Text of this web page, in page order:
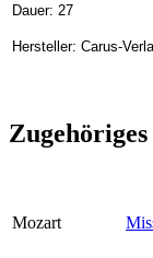
Dauer: 27
Hersteller: Carus-
Mozart